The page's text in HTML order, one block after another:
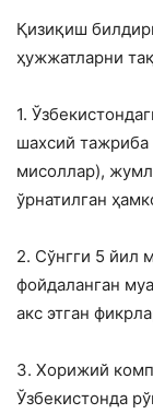
Қизиқиш
ҳужжатларни
1.
шахсий тажриба
мисоллар),
ўрнатилган
2. Сўнгги 5 йил
фойдаланган
акс этган
3. Хорижий
Ўзбекистонда